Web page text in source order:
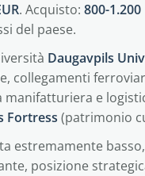
. Acquisto: 800-1.200
del paese.
Daugavpils
collegamenti
manifatturiera e
Fortress (patrimonio
estremamente
posizione